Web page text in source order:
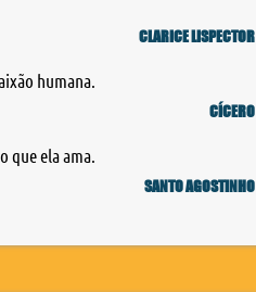
CLARICE LISPECTOR
humana.
CÍCERO
que ela ama.
SANTO AGOSTINHO